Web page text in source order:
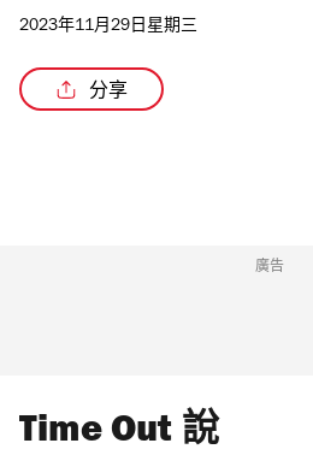
2023年11月29日星期三
分享
廣告
Time Out 說